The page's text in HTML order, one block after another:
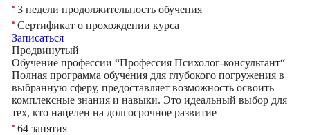
3 недели продолжительность обучения
Сертификат о прохождении курса
Записаться
Продвинутый
Обучение профессии “Профессия Психолог-консультант“
Полная программа обучения для глубокого погружения в
выбранную сферу, предоставляет возможность освоить
комплексные знания и навыки. Это идеальный выбор для
тех, кто нацелен на долгосрочное развитие
64 занятия